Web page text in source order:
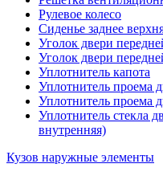
Рулевое колесо
Сиденье заднее
Уголок двери
Уголок двери
Уплотнитель капота
Уплотнитель проема
Уплотнитель проема
Уплотнитель стекла
внутренняя)
Кузов наружные элементы